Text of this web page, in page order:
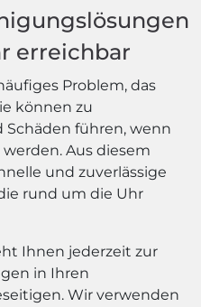
erreichbar
Problem, das
können zu
führen, wenn
Aus diesem
und zuverlässige
rund um die Uhr
Ihnen jederzeit zur
in Ihren
Wir verwenden